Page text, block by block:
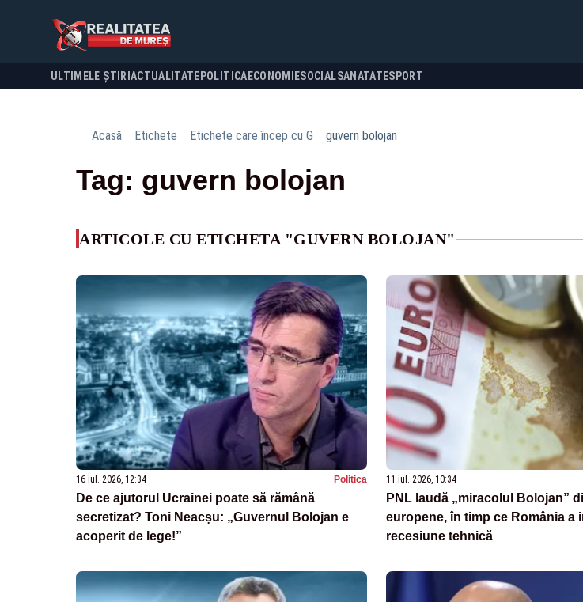
ULTIMELE ȘTIRI ACTUALITATE POLITICA ECONOMIESOCIALSANATATESPORT
Acasă Etichete Etichete care încep cu G guvern bolojan
Tag: guvern bolojan
ARTICOLE CU ETICHETA "GUVERN BOLOJAN"
16 iul. 2026, 12:34 Politica
De ce ajutorul Ucrainei poate să rămână
secretizat? Toni Neacșu: „Guvernul Bolojan e
acoperit de lege!”
11 iul. 2026, 10:34
PNL laudă „miracolul Bolojan”
europene, în timp ce România a
recesiune tehnică